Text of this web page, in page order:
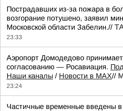
Пострадавших из-за пожара в
возгорание потушено, заявил
Московской области Забелин.//
23:33
Аэропорт Домодедово
согласованию — Росавиация.
Наши каналы / Новости в MAX//
23:24
Частичные временные введены